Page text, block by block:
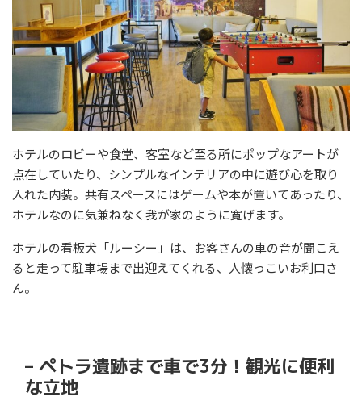
ホテルのロビーや食堂、客室など至る所にポップなアートが
点在していたり、シンプルなインテリアの中に遊び心を取り
入れた内装。共有スペースにはゲームや本が置いてあったり、
ホテルなのに気兼ねなく我が家のように寛げます。
ホテルの看板犬「ルーシー」は、お客さんの車の音が聞こえ
ると走って駐車場まで出迎えてくれる、人懐っこいお利口さ
ん。
– ペトラ遺跡まで車で3分！観光に便利
な立地